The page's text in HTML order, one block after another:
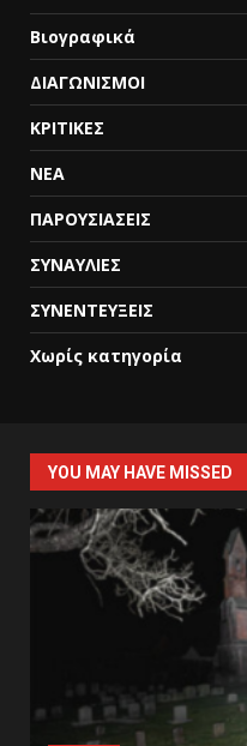
Βιογραφικά
ΔΙΑΓΩΝΙΣΜΟΙ
ΚΡΙΤΙΚΕΣ
ΝΕΑ
ΠΑΡΟΥΣΙΑΣΕΙΣ
ΣΥΝΑΥΛΙΕΣ
ΣΥΝΕΝΤΕΥΞΕΙΣ
Χωρίς κατηγορία
YOU MAY HAVE MISSED